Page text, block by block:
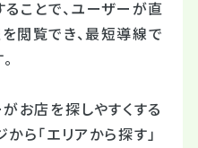
ことで、ユーザーが直
閲覧でき、最短導線で
お店を探しやすくする
ら「エリアから探す」